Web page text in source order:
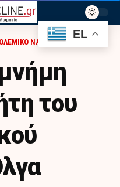
ΝΑΥΤΙΚΟ>
του
EL